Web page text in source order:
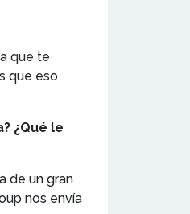
que te
que eso
¿Qué le
de un gran
nos envía